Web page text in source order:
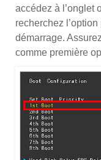
accédez à l’onglet
recherchez
démarrage.
comme première